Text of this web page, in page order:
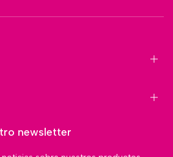
newsletter